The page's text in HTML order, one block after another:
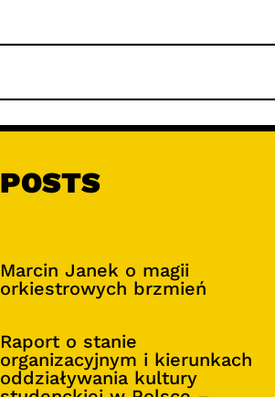
POSTS
Marcin Janek o magii
orkiestrowych brzmień
Raport o stanie
organizacyjnym i kierunkach
oddziaływania kultury